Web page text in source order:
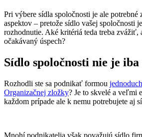
Pri výbere sídla spoločnosti je ale
aspektov – pretože sídlo vašej spoločnosti
rozhodnutie. Aké kritériá teda treba zvážiť,
očakávaný úspech?
Sídlo spoločnosti nie je
Rozhodli ste sa podnikať formou
Organizačnej zložky? Je to skvelé a veľmi
každom prípade ale k nemu potrebujete aj
Mnohí podnikatelia však považujú sídlo